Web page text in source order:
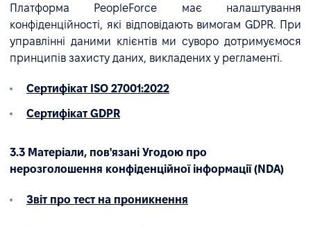
Платформа PeopleForce має налаштування
конфіденційності, які відповідають вимогам GDPR. При
управлінні даними клієнтів ми суворо дотримуємося
принципів захисту даних, викладених у регламенті.
Сертифікат ISO 27001:2022
Сертифікат GDPR
3.3 Матеріали, пов'язані Угодою про
нерозголошення конфіденційної інформації (NDA)
Звіт про тест на проникнення